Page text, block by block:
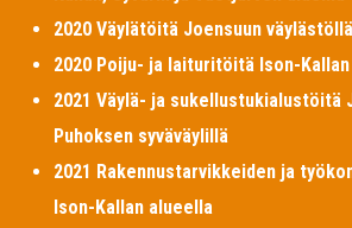
2020 Väylätöitä Joensuun
2020 Poiju- ja laituritöitä Ison-
2021 Väylä- ja sukellustukialustöitä
Puhoksen syväväylillä
2021 Rakennustarvikkeiden ja
Ison-Kallan alueella